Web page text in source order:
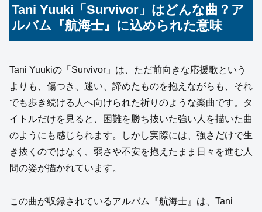
Tani Yuuki「Survivor」はどんな曲？ア
ルバム『航海士』に込められた意味
Tani Yuukiの「Survivor」は、ただ前向きな応援歌という
よりも、傷つき、迷い、諦めたものを抱えながらも、それ
でも歩き続ける人へ向けられた祈りのような楽曲です。タ
イトルだけを見ると、困難を勝ち抜いた強い人を描いた曲
のようにも感じられます。しかし実際には、強さだけで生
き抜くのではなく、弱さや不安を抱えたまま日々を進む人
間の姿が描かれています。
この曲が収録されているアルバム『航海士』は、Tani